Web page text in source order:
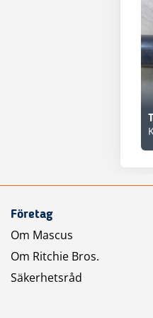
Företag
Om Mascus
Om Ritchie Bros.
Säkerhetsråd